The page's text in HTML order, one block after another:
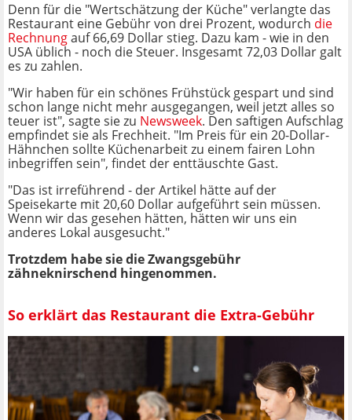
Denn für die "Wertschätzung der Küche" verlangte das
Restaurant eine Gebühr von drei Prozent, wodurch die
Rechnungauf 66,69 Dollar stieg. Dazu kam - wie in den
USA üblich - noch die Steuer. Insgesamt 72,03 Dollar galt
es zu zahlen.
"Wir haben für ein schönes Frühstück gespart und sind
schon lange nicht mehr ausgegangen, weil jetzt alles so
teuer ist", sagte sie zu Newsweek. Den saftigen Aufschlag
empfindet sie als Frechheit. "Im Preis für ein 20-Dollar-
Hähnchen sollte Küchenarbeit zu einem fairen Lohn
inbegriffen sein", findet der enttäuschte Gast.
"Das ist irreführend - der Artikel hätte auf der
Speisekarte mit 20,60 Dollar aufgeführt sein müssen.
Wenn wir das gesehen hätten, hätten wir uns ein
anderes Lokal ausgesucht."
Trotzdem habe sie die Zwangsgebühr
zähneknirschend hingenommen.
So erklärt das Restaurant die Extra-Gebühr